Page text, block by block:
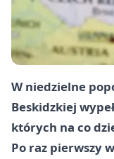
W niedzielne
Beskidzkiej
których na co
Po raz pierwszy